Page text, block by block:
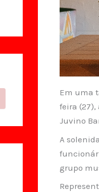
Em uma
feira
Juvino
A
grupo